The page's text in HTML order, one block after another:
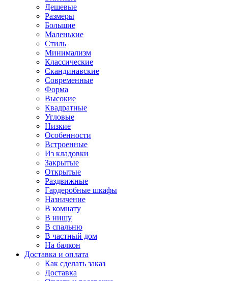
Дешевые
Размеры
Большие
Маленькие
Стиль
Минимализм
Классические
Скандинавские
Современные
Форма
Высокие
Квадратные
Угловые
Низкие
Особенности
Встроенные
Из кладовки
Закрытые
Открытые
Раздвижные
Гардеробные шкафы
Назначение
В комнату
В нишу
В спальню
В частный дом
На балкон
Доставка и оплата
Как сделать заказ
Доставка